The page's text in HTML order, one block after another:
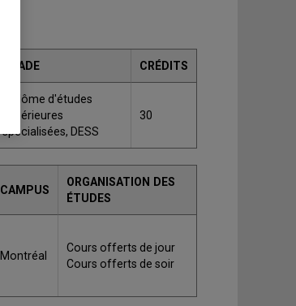
GRADE CRÉDITS
Diplôme d'études
supérieures
spécialisées, DESS
30
CAMPUS
ORGANISATION DES
ÉTUDES
Montréal
Cours offerts de jour
Cours offerts de soir